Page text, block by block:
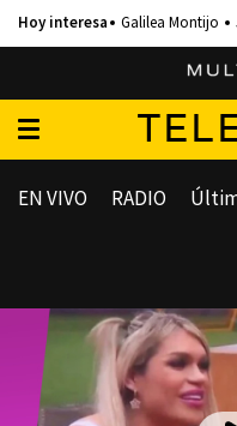
Galilea Montijo
EN VIVO RADIO